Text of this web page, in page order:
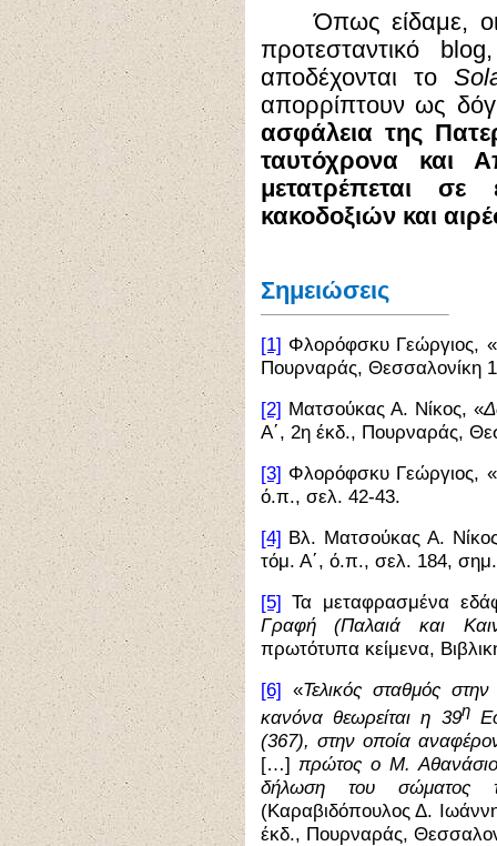
Όπως είδαμε,
προτεσταντικό
blog
αποδέχονται το
απορρίπτουν ως
ασφάλεια της
ταυτόχρονα και
μετατρέπεται
κακοδοξιών και
Σημειώσεις
[1] Φλορόφσκυ Γεώργιος, «
Πουρναράς, Θεσσαλονίκη
[2] Ματσούκας Α. Νίκος, «
Α΄, 2η έκδ., Πουρναράς,
[3] Φλορόφσκυ Γεώργιος, «
ό.π., σελ. 42-43.
[4] Βλ. Ματσούκας Α.
τόμ. Α΄, ό.π., σελ. 184,
[5] Τα μεταφρασμένα
Γραφή (Παλαιά και
πρωτότυπα κείμενα,
[6] «Τελικός σταθμός
κανόνα θεωρείται η 39η
(367), στην οποία
[…] πρώτος ο Μ.
δήλωση του σώματος
(Καραβιδόπουλος Δ.
έκδ., Πουρναράς,